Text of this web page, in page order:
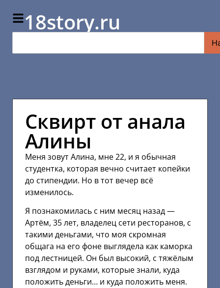
18story.ru
Сквирт от анала
Алины
Меня зовут Алина, мне 22, и я обычная
студентка, которая вечно считает копейки
до стипендии. Но в тот вечер всё
изменилось.
Я познакомилась с ним месяц назад —
Артём, 35 лет, владелец сети ресторанов, с
такими деньгами, что моя скромная
общага на его фоне выглядела как каморка
под лестницей. Он был высокий, с тяжёлым
взглядом и руками, которые знали, куда
положить деньги… и куда положить меня.